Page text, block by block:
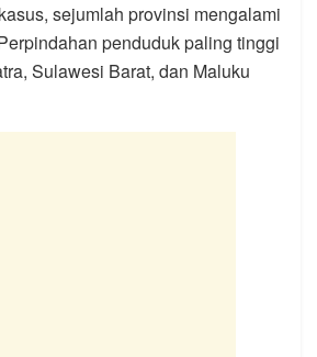
sejumlah provinsi mengalami
penduduk paling tinggi
Sulawesi Barat, dan Maluku